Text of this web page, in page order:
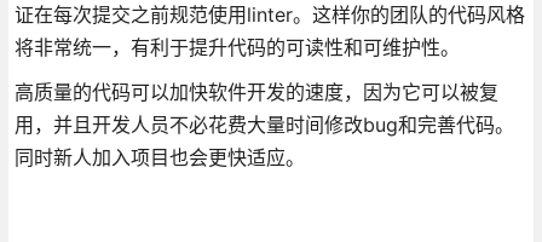
证在每次提交之前规范使用linter。这样你的团队的代码风格
将非常统一，有利于提升代码的可读性和可维护性。
高质量的代码可以加快软件开发的速度，因为它可以被复
用，并且开发人员不必花费大量时间修改bug和完善代码。
同时新人加入项目也会更快适应。